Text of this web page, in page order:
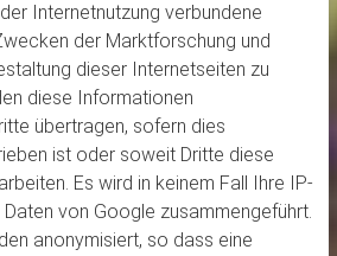
Internetnutzung verbundene
der Marktforschung und
dieser Internetseiten zu
diese Informationen
übertragen, sofern dies
ist oder soweit Dritte diese
Es wird in keinem Fall Ihre IP-
von Google zusammengeführt.
anonymisiert, so dass eine